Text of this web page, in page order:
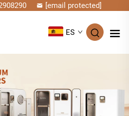
[email protected]
ES